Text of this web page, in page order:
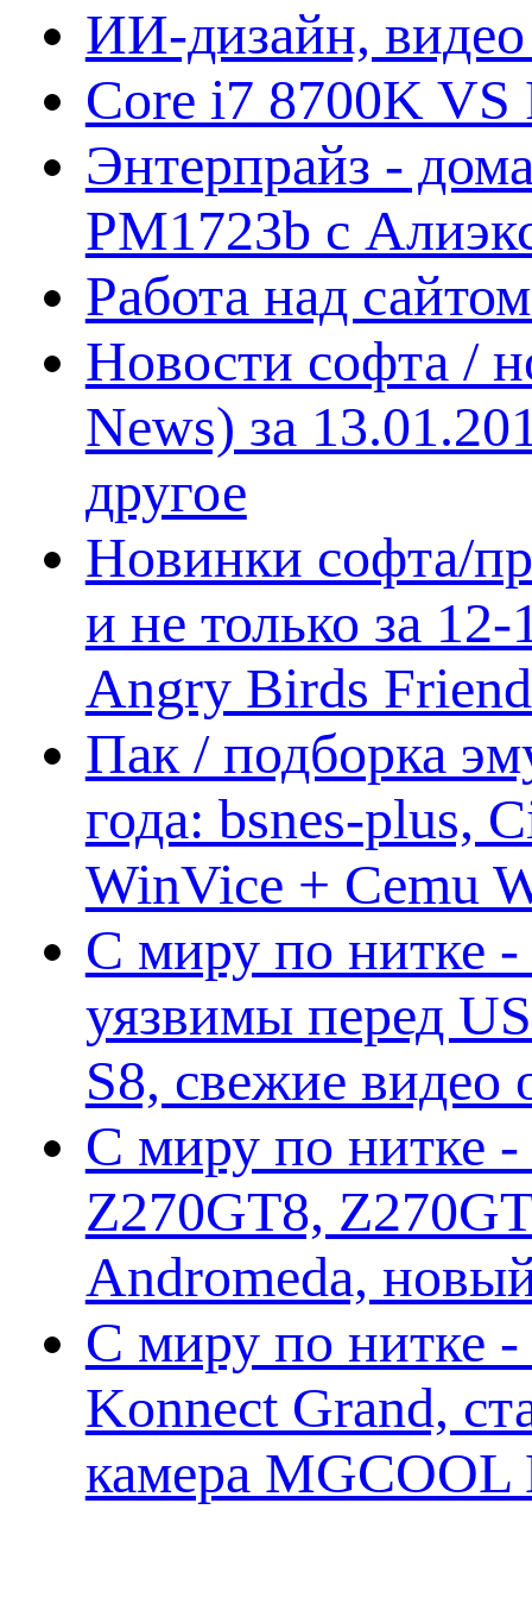
ИИ-дизайн,
Core i7 8700K VS
Энтерпрайз -
PM1723b с
Работа над
Новости софта /
News) за
другое
Новинки софта/
и не только за
Angry Birds
Пак / подборка
года: bsnes-plus,
WinVice + Cemu
С миру по нитке
уязвимы перед
S8, свежие
С миру по нитке -
Z270GT8,
Andromeda,
С миру по нитке -
Konnect Grand,
камера MGCOOL